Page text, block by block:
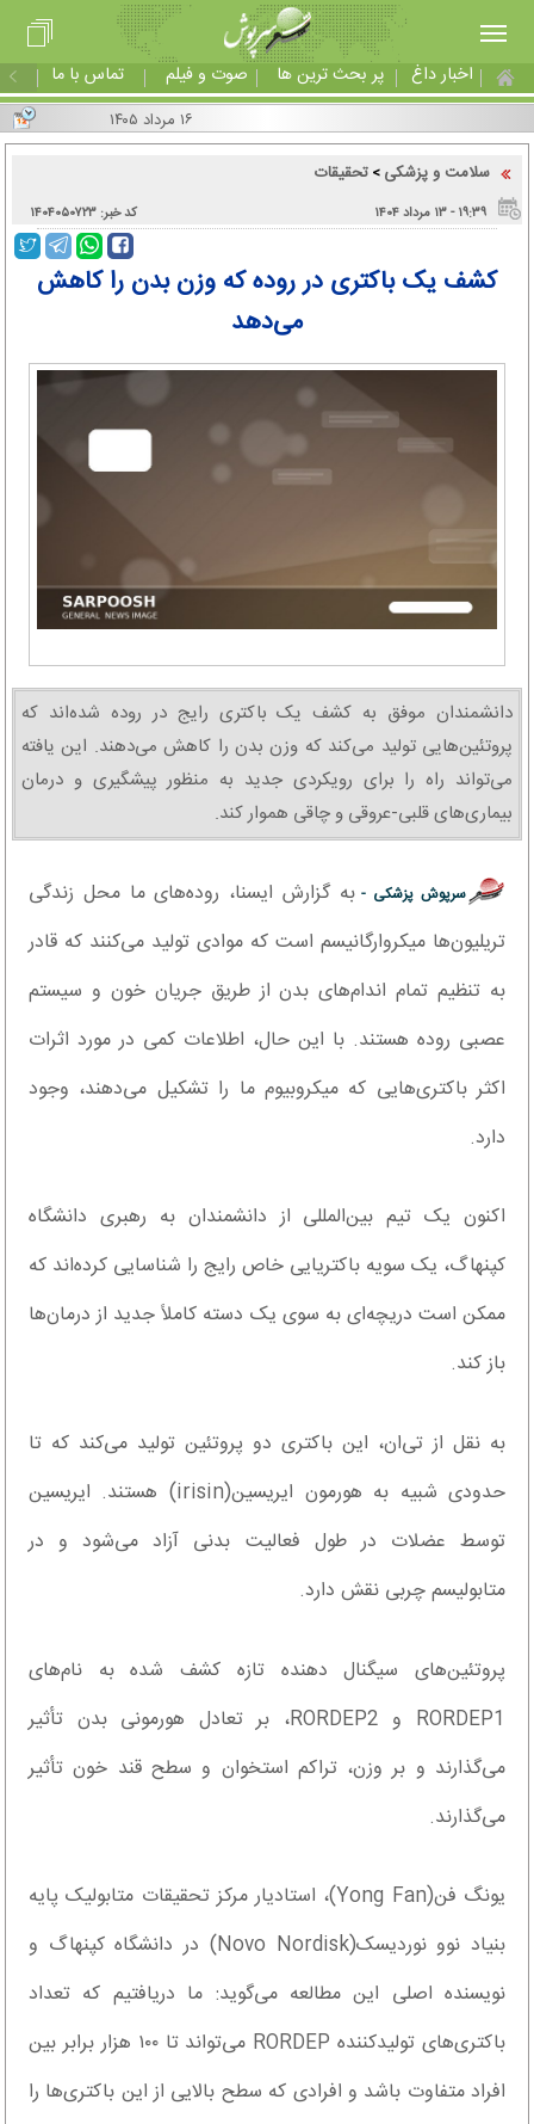
اخبار داغ پر بحث ترین ها صوت و فیلم تماس با ما
سلامت و پزشکی > تحقیقات
۱۹:۳۹ - ۱۳ مرداد ۱۴۰۴ کد خبر: ۱۴۰۴۰۵۰۷۲۳
کشف یک باکتری در روده که وزن بدن را کاهش
می‌دهد
دانشمندان موفق به کشف یک باکتری رایج در روده شده‌اند که
پروتئین‌هایی تولید می‌کند که وزن بدن را کاهش می‌دهند. این یافته
می‌تواند راه را برای رویکردی جدید به منظور پیشگیری و درمان
بیماری‌های قلبی-عروقی و چاقی هموار کند.
سرپوش پزشکی -به گزارش ایسنا، روده‌های ما محل زندگی
تریلیون‌ها میکروارگانیسم است که موادی تولید می‌کنند که قادر
به تنظیم تمام اندام‌های بدن از طریق جریان خون و سیستم
عصبی روده هستند. با این حال، اطلاعات کمی در مورد اثرات
اکثر باکتری‌هایی که میکروبیوم ما را تشکیل می‌دهند، وجود
دارد.
اکنون یک تیم بین‌المللی از دانشمندان به رهبری دانشگاه
کپنهاگ، یک سویه باکتریایی خاص رایج را شناسایی کرده‌اند که
ممکن است دریچه‌ای به سوی یک دسته کاملاً جدید از درمان‌ها
باز کند.
به نقل از تی‌ان، این باکتری دو پروتئین تولید می‌کند که تا
حدودی شبیه به هورمون ایریسین(irisin) هستند. ایریسین
توسط عضلات در طول فعالیت بدنی آزاد می‌شود و در
متابولیسم چربی نقش دارد.
پروتئین‌های سیگنال دهنده تازه کشف شده به نام‌های
RORDEP1 و RORDEP2، بر تعادل هورمونی بدن تأثیر
می‌گذارند و بر وزن، تراکم استخوان و سطح قند خون تأثیر
می‌گذارند.
یونگ فن(Yong Fan)، استادیار مرکز تحقیقات متابولیک پایه
بنیاد نوو نوردیسک(Novo Nordisk) در دانشگاه کپنهاگ و
نویسنده اصلی این مطالعه می‌گوید: ما دریافتیم که تعداد
باکتری‌های تولیدکننده RORDEP می‌تواند تا ۱۰۰ هزار برابر بین
افراد متفاوت باشد و افرادی که سطح بالایی از این باکتری‌ها را